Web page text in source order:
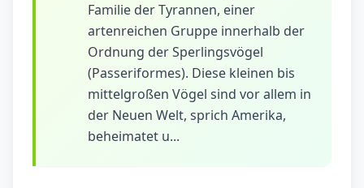
Familie der Tyrannen, einer
artenreichen Gruppe innerhalb der
Ordnung der Sperlingsvögel
(Passeriformes). Diese kleinen bis
mittelgroßen Vögel sind vor allem in
der Neuen Welt, sprich Amerika,
beheimatet u...